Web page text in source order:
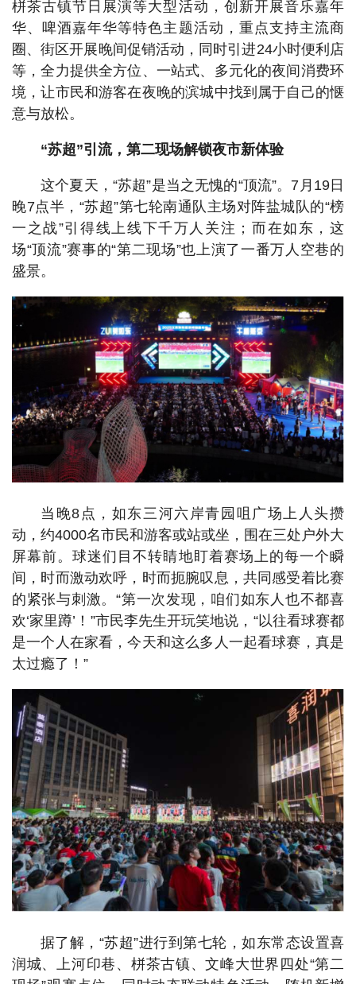
栟茶古镇节日展演等大型活动，创新开展音乐嘉年
华、啤酒嘉年华等特色主题活动，重点支持主流商
圈、街区开展晚间促销活动，同时引进24小时便利店
等，全力提供全方位、一站式、多元化的夜间消费环
境，让市民和游客在夜晚的滨城中找到属于自己的惬
意与放松。
“苏超”引流，第二现场解锁夜市新体验
这个夏天，“苏超”是当之无愧的“顶流”。7月19日
晚7点半，“苏超”第七轮南通队主场对阵盐城队的“榜
一之战”引得线上线下千万人关注；而在如东，这
场“顶流”赛事的“第二现场”也上演了一番万人空巷的
盛景。
当晚8点，如东三河六岸青园咀广场上人头攒
动，约4000名市民和游客或站或坐，围在三处户外大
屏幕前。球迷们目不转睛地盯着赛场上的每一个瞬
间，时而激动欢呼，时而扼腕叹息，共同感受着比赛
的紧张与刺激。“第一次发现，咱们如东人也不都喜
欢‘家里蹲’！”市民李先生开玩笑地说，“以往看球赛都
是一个人在家看，今天和这么多人一起看球赛，真是
太过瘾了！”
据了解，“苏超”进行到第七轮，如东常态设置喜
润城、上河印巷、栟茶古镇、文峰大世界四处“第二